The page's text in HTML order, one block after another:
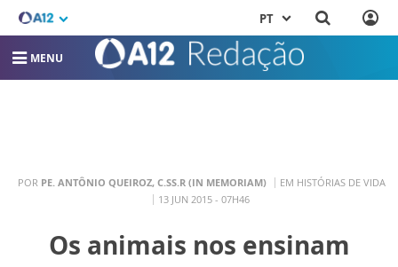
PT
MENU
POR PE. ANTÔNIO QUEIROZ, C.SS.R (IN MEMORIAM)
EM HISTÓRIAS DE VIDA
13 JUN 2015 - 07H46
Os animais nos ensinam